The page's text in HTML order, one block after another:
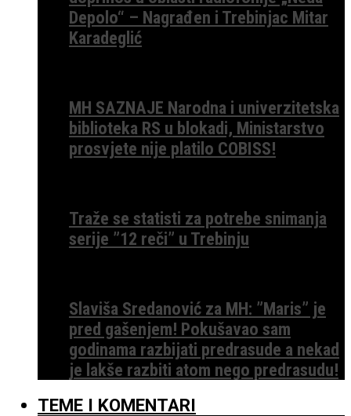
Depolo“ – Nagrađen i Trebinjac Mitar
Karadeglić
MH SAZNAJE Narodna i univerzitetska
biblioteka RS u blokadi, Ministarstvo
prosvjete nije platilo COBISS!
Traže se statisti za potrebe snimanja
serije ”12 reči” u Trebinju
Slaviša Sredanović za MH: ”Maris” je
pred gašenjem! Pokušavao sam
godinama razbijati predrasude a nekad
je lakše razbiti atom nego predrasudu!
TEME I KOMENTARI